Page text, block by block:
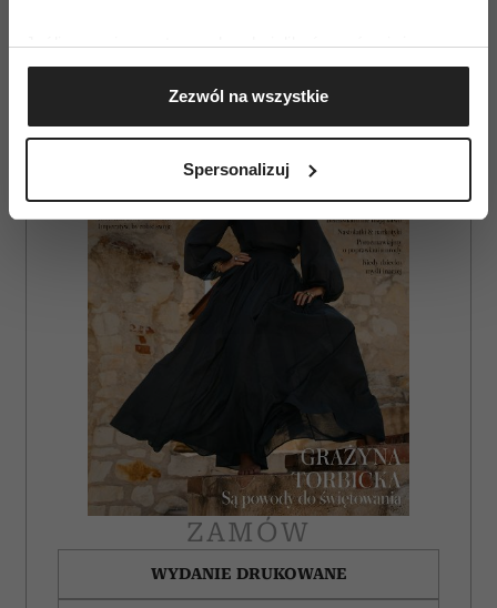
Jeśli wyrazisz na to zgodę, chcielibyśmy również:
Gromadzić dane dotyczące Twojej lokalizacji
geograficznej z dokładnością nawet do kilku metrów
Identyfikować Twoje urządzenie, aktywnie
(fingerprinting, czyli wirtualny odcisk palca)
dane są przetwarzane oraz ustaw własne preferencje w
sekcji szczegółów. W Deklaracji plików cookie możesz
zmienić lub wycofać swoją zgodę w dowolnej chwili.
Wykorzystujemy pliki cookie do spersonalizowania treści
i reklam, aby oferować funkcje społecznościowe i
analizować ruch w naszej witrynie. Informacje o tym, jak
korzystasz z naszej witryny, udostępniamy partnerom
społecznościowym, reklamowym i analitycznym.
Partnerzy mogą połączyć te informacje z innymi danymi
otrzymanymi od Ciebie lub uzyskanymi podczas
korzystania z ich usług.
Zezwól na wszystkie
Spersonalizuj
AUTOPROMOCJA
ZAMÓW
WYDANIE DRUKOWANE